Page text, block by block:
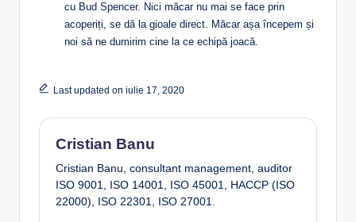
cu Bud Spencer. Nici măcar nu mai se face prin
acoperiți, se dă la gioale direct. Măcar așa începem și
noi să ne dumirim cine la ce echipă joacă.
Last updated on iulie 17, 2020
Cristian Banu
Cristian Banu, consultant management, auditor
ISO 9001, ISO 14001, ISO 45001, HACCP (ISO
22000), ISO 22301, ISO 27001.